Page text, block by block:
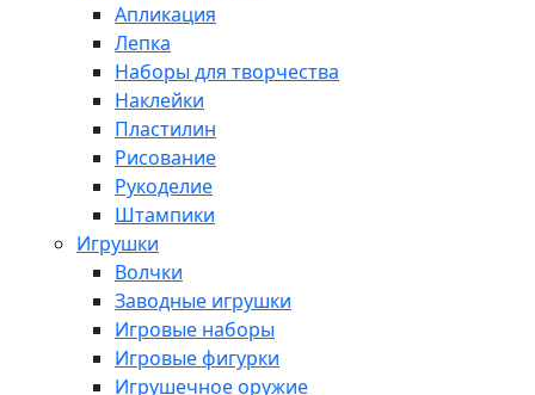
Апликация
Лепка
Наборы для творчества
Наклейки
Пластилин
Рисование
Рукоделие
Штампики
Игрушки
Волчки
Заводные игрушки
Игровые наборы
Игровые фигурки
Игрушечное оружие